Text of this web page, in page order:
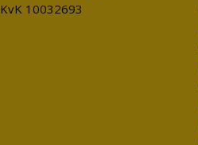
KvK 10032693